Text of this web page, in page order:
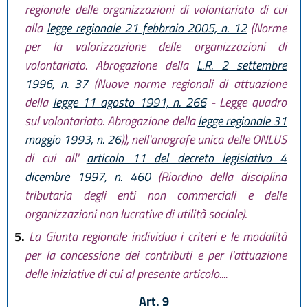
regionale delle organizzazioni di volontariato di cui
alla legge regionale 21 febbraio 2005, n. 12(Norme
per la valorizzazione delle organizzazioni di
volontariato. Abrogazione della L.R. 2 settembre
1996, n. 37(Nuove norme regionali di attuazione
della legge 11 agosto 1991, n. 266- Legge quadro
sul volontariato. Abrogazione dellalegge regionale 31
maggio 1993, n. 26)), nell'anagrafe unica delle ONLUS
di cui all' articolo 11 del decreto legislativo 4
dicembre 1997, n. 460(Riordino della disciplina
tributaria degli enti non commerciali e delle
organizzazioni non lucrative di utilità sociale).
5. La Giunta regionale individua i criteri e le modalità
per la concessione dei contributi e per l'attuazione
delle iniziative di cui al presente articolo....
Art. 9